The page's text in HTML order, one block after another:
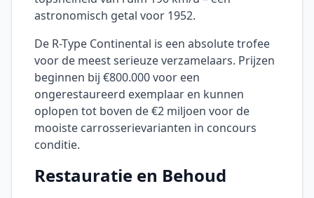
astronomisch getal voor 1952.
De R-Type Continental is een absolute trofee
voor de meest serieuze verzamelaars. Prijzen
beginnen bij €800.000 voor een
ongerestaureerd exemplaar en kunnen
oplopen tot boven de €2 miljoen voor de
mooiste carrosserievarianten in concours
conditie.
Restauratie en Behoud